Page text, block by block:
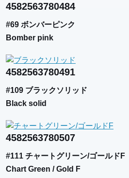
4582563780484
#69 ボンバーピンク
Bomber pink
4582563780491
#109 ブラックソリッド
Black solid
4582563780507
#111 チャートグリーン/ゴールドF
Chart Green / Gold F